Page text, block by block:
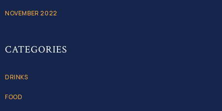
NOVEMBER 2022
CATEGORIES
DRINKS
FOOD